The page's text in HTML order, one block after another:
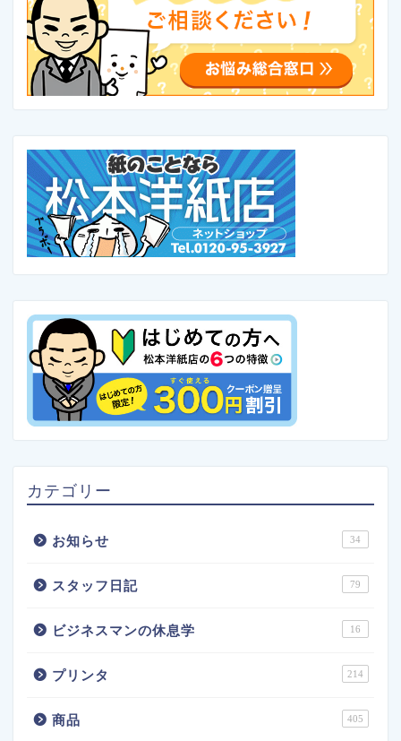
カテゴリー
お知らせ 34
スタッフ日記 79
ビジネスマンの休息学 16
プリンタ 214
商品 405